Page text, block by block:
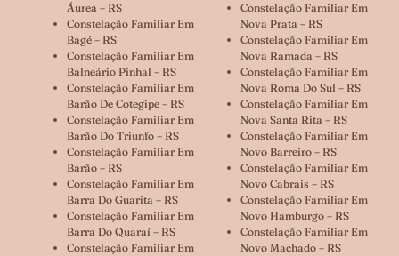
Áurea – RS
Constelação Familiar Em
Bagé – RS
Constelação Familiar Em
Balneário Pinhal – RS
Constelação Familiar Em
Barão De Cotegipe – RS
Constelação Familiar Em
Barão Do Triunfo – RS
Constelação Familiar Em
Barão – RS
Constelação Familiar Em
Barra Do Guarita – RS
Constelação Familiar Em
Barra Do Quaraí – RS
Constelação Familiar Em
Constelação Familiar Em
Nova Prata – RS
Constelação Familiar Em
Nova Ramada – RS
Constelação Familiar Em
Nova Roma Do Sul – RS
Constelação Familiar Em
Nova Santa Rita – RS
Constelação Familiar Em
Novo Barreiro – RS
Constelação Familiar Em
Novo Cabrais – RS
Constelação Familiar Em
Novo Hamburgo – RS
Constelação Familiar Em
Novo Machado – RS